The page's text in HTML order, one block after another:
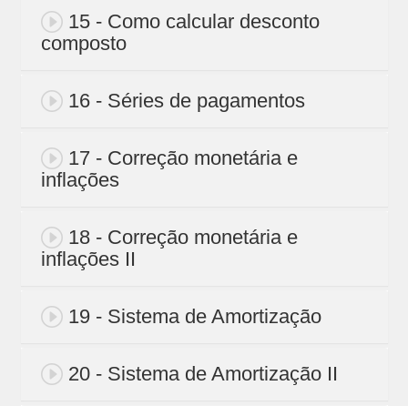
15 - Como calcular desconto
composto
16 - Séries de pagamentos
17 - Correção monetária e
inflações
18 - Correção monetária e
inflações II
19 - Sistema de Amortização
20 - Sistema de Amortização II